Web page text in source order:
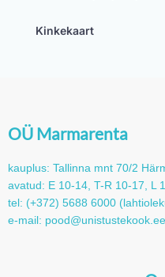
Kinkekaart
OÜ Marmarenta
kauplus: Tallinna mnt 70/2
avatud: E 10-14, T-R 10-17, L
tel: (+372) 5688 6000
e-mail: pood@unistustekook.ee